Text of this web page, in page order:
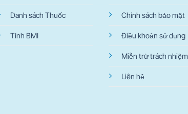
Danh sách Thuốc
Tính BMI
Chính sách bảo mật
Điều khoản sử dụng
Miễn trừ trách nhiệm
Liên hệ